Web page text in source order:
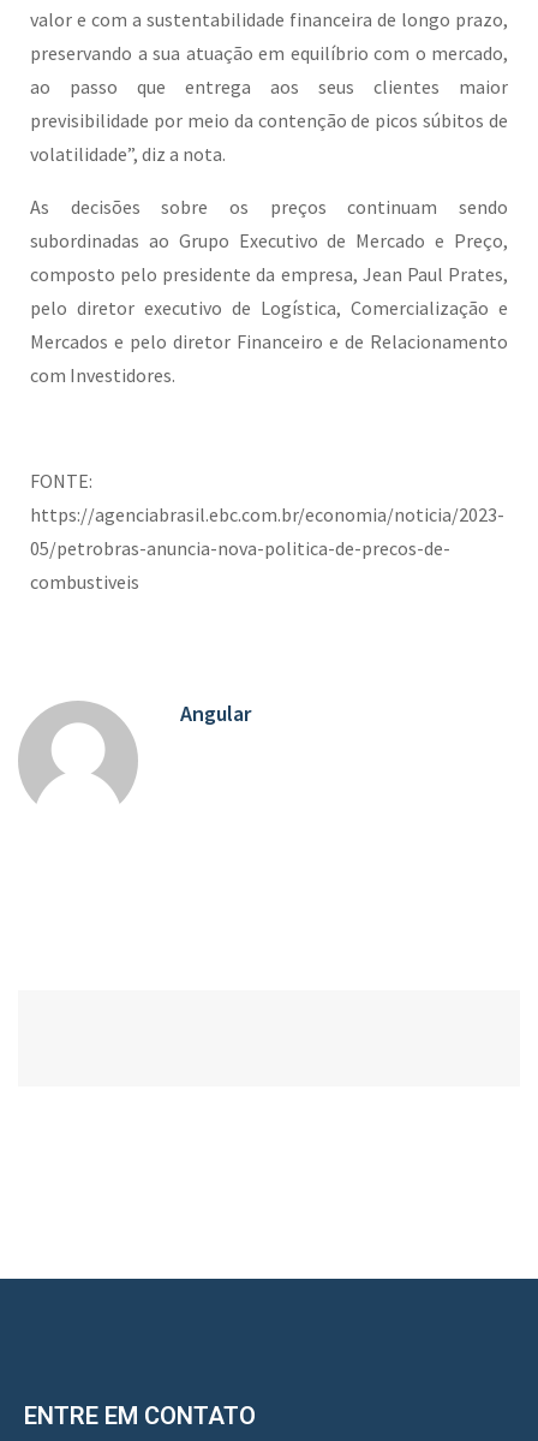
valor e com a sustentabilidade financeira de longo prazo,
preservando a sua atuação em equilíbrio com o mercado,
ao passo que entrega aos seus clientes maior
previsibilidade por meio da contenção de picos súbitos de
volatilidade”, diz a nota.
As decisões sobre os preços continuam sendo
subordinadas ao Grupo Executivo de Mercado e Preço,
composto pelo presidente da empresa, Jean Paul Prates,
pelo diretor executivo de Logística, Comercialização e
Mercados e pelo diretor Financeiro e de Relacionamento
com Investidores.
FONTE:
https://agenciabrasil.ebc.com.br/economia/noticia/2023-
05/petrobras-anuncia-nova-politica-de-precos-de-
combustiveis
Angular
ENTRE EM CONTATO